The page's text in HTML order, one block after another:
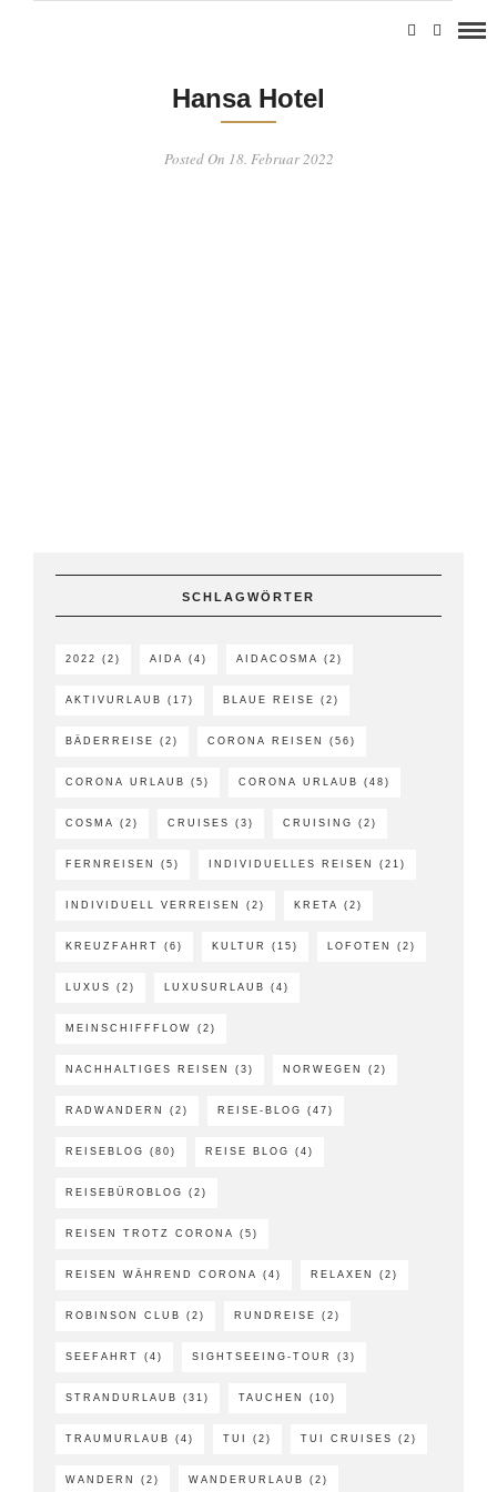
Hansa Hotel
Posted On 18. Februar 2022
SCHLAGWÖRTER
2022 (2) AIDA (4) AIDACOSMA (2)
AKTIVURLAUB (17) BLAUE REISE (2)
BÄDERREISE (2) CORONA REISEN (56)
CORONA URLAUB (5) CORONA URLAUB (48)
COSMA (2) CRUISES (3) CRUISING (2)
FERNREISEN (5) INDIVIDUELLES REISEN (21)
INDIVIDUELL VERREISEN (2) KRETA (2)
KREUZFAHRT (6) KULTUR (15) LOFOTEN (2)
LUXUS (2) LUXUSURLAUB (4)
MEINSCHIFFFLOW (2)
NACHHALTIGES REISEN (3) NORWEGEN (2)
RADWANDERN (2) REISE-BLOG (47)
REISEBLOG (80) REISE BLOG (4)
REISEBÜROBLOG (2)
REISEN TROTZ CORONA (5)
REISEN WÄHREND CORONA (4) RELAXEN (2)
ROBINSON CLUB (2) RUNDREISE (2)
SEEFAHRT (4) SIGHTSEEING-TOUR (3)
STRANDURLAUB (31) TAUCHEN (10)
TRAUMURLAUB (4) TUI (2) TUI CRUISES (2)
WANDERN (2) WANDERURLAUB (2)